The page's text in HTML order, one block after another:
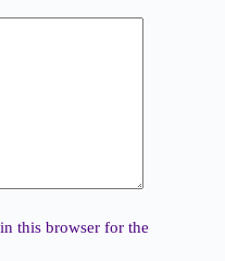
this browser for the